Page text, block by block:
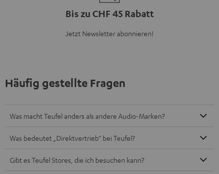
Bis zu CHF 45 Rabatt
Jetzt Newsletter abonnieren!
Häufig gestellte Fragen
Was macht Teufel anders als andere Audio-Marken?
Was bedeutet „Direktvertrieb“ bei Teufel?
Gibt es Teufel Stores, die ich besuchen kann?